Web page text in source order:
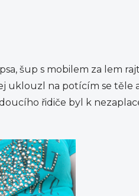
šup s mobilem za lem
uklouzl na potícím se těle
řidiče byl k